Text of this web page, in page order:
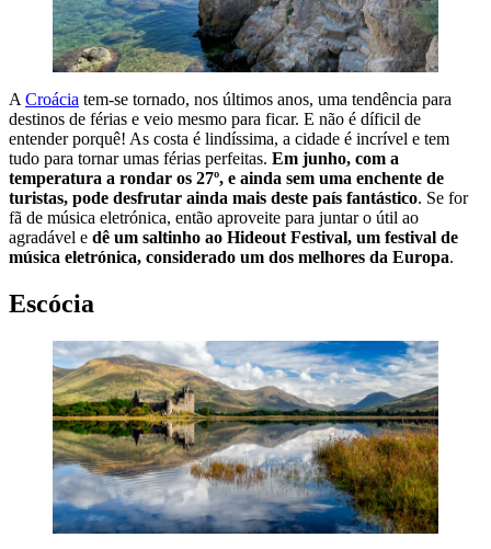
A Croácia tem-se tornado, nos últimos anos, uma tendência para
destinos de férias e veio mesmo para ficar. E não é díficil de
entender porquê! As costa é lindíssima, a cidade é incrível e tem
tudo para tornar umas férias perfeitas. Em junho, com a
temperatura a rondar os 27º, e ainda sem uma enchente de
turistas, pode desfrutar ainda mais deste país fantástico. Se for
fã de música eletrónica, então aproveite para juntar o útil ao
agradável e dê um saltinho ao Hideout Festival, um festival de
música eletrónica, considerado um dos melhores da Europa.
Escócia